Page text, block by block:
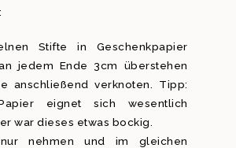
Stifte in Geschenkpapier
jedem Ende 3cm überstehen
anschließend verknoten. Tipp:
eignet sich wesentlich
war dieses etwas bockig.
nehmen und im gleichen